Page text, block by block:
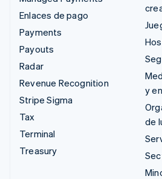
Enlaces de pago
Payments
Payouts
Radar
Revenue Recognition
Stripe Sigma
Tax
Terminal
Treasury
y
de